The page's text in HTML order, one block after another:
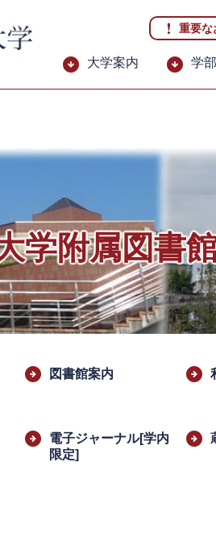
重要な
大学案内 学
学附属図書
図書館案内
電子ジャーナル[学内
限定]